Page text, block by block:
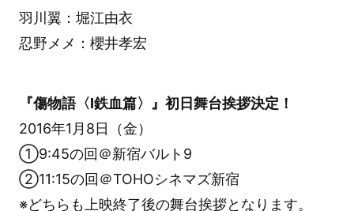
羽川翼：堀江由衣
忍野メメ：櫻井孝宏
『傷物語〈Ⅰ鉄血篇〉』初日舞台挨拶決定！
2016年1月8日（金）
①9:45の回＠新宿バルト9
②11:15の回＠TOHOシネマズ新宿
※どちらも上映終了後の舞台挨拶となります。